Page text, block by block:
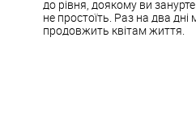
до рівня, доякому ви
не простоїть. Раз на два дні
продовжить квітам життя.